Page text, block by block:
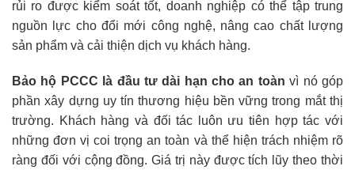
rủi ro được kiểm soát tốt, doanh nghiệp có thể tập trung
nguồn lực cho đổi mới công nghệ, nâng cao chất lượng
sản phẩm và cải thiện dịch vụ khách hàng.
Bảo hộ PCCC là đầu tư dài hạn cho an toàn vì nó góp
phần xây dựng uy tín thương hiệu bền vững trong mắt thị
trường. Khách hàng và đối tác luôn ưu tiên hợp tác với
những đơn vị coi trọng an toàn và thể hiện trách nhiệm rõ
ràng đối với cộng đồng. Giá trị này được tích lũy theo thời